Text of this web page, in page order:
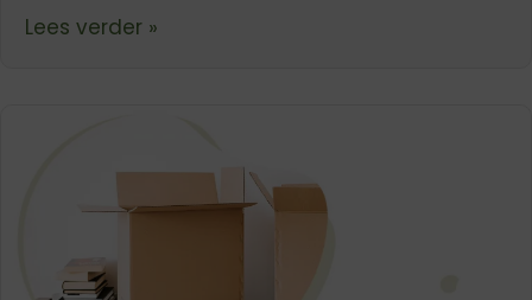
Lees verder »